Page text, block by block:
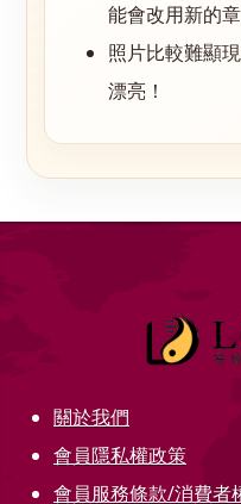
能會改用新的章
照片比較難顯
漂亮！
關於我們
會員隱私權政策
會員服務條款/消費者